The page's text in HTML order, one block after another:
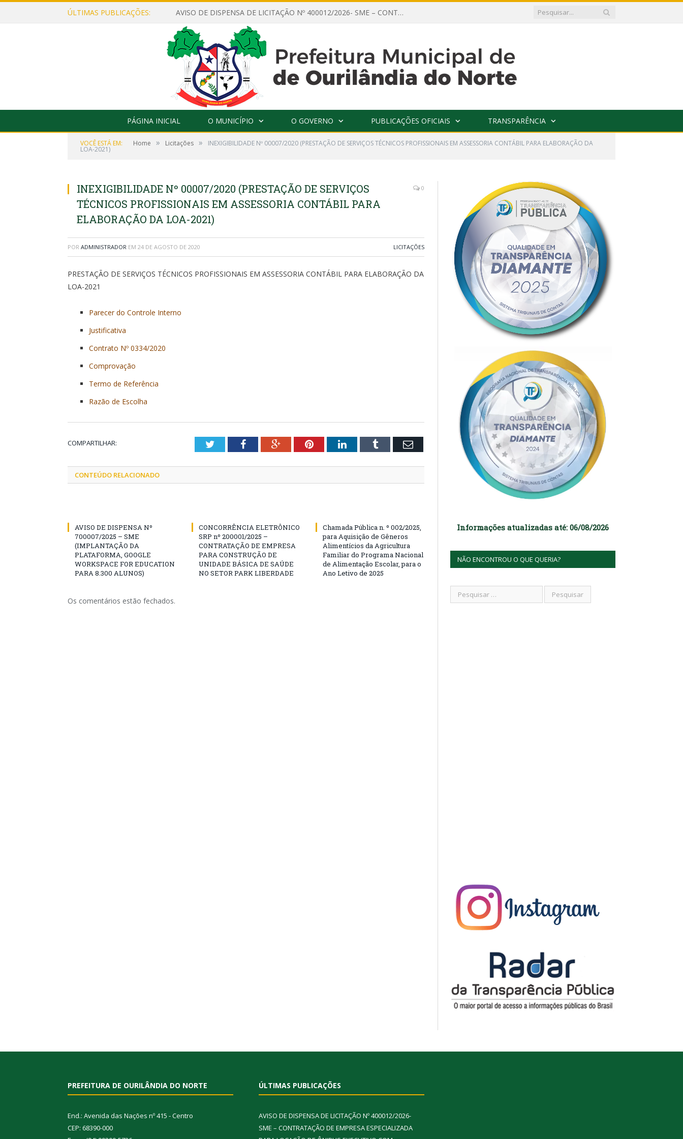
ÚLTIMAS PUBLICAÇÕES: AVISO DE DISPENSA DE LICITAÇÃO Nº 400012/2026- SME – CONTRATAÇÃO DE EMPRESA ESPECIALIZADA PARA LOCAÇÃO DE ÔNIBUS EXECUTIVO COM CAPACIDADE DE 60 (SESSENTA) POLTRONAS, PARA TRANSPORTAR PROFESSORES RESPONSÁVEIS E ALUNOS PARA BRASÍLIA, COM SAÍDA DIA 10/08/2026 E RETORNO DIA 14/08/2026
PÁGINA INICIAL O MUNICÍPIO O GOVERNO PUBLICAÇÕES OFICIAIS TRANSPARÊNCIA
VOCÊ ESTÁ EM: Home » Licitações » INEXIGIBILIDADE Nº 00007/2020 (PRESTAÇÃO DE SERVIÇOS TÉCNICOS PROFISSIONAIS EM ASSESSORIA CONTÁBIL PARA ELABORAÇÃO DA
LOA-2021)
INEXIGIBILIDADE Nº 00007/2020 (PRESTAÇÃO DE SERVIÇOS
TÉCNICOS PROFISSIONAIS EM ASSESSORIA CONTÁBIL PARA
ELABORAÇÃO DA LOA-2021)
0
POR ADMINISTRADOR EM 24 DE AGOSTO DE 2020 LICITAÇÕES
PRESTAÇÃO DE SERVIÇOS TÉCNICOS PROFISSIONAIS EM ASSESSORIA CONTÁBIL PARA ELABORAÇÃO DA
LOA-2021
Parecer do Controle Interno
Justificativa
Contrato Nº 0334/2020
Comprovação
Termo de Referência
Razão de Escolha
COMPARTILHAR: TwitterFacebookGoogle+PinterestLinkedInTumblr Email
CONTEÚDO RELACIONADO
AVISO DE DISPENSA Nº
700007/2025 – SME
(IMPLANTAÇÃO DA
PLATAFORMA, GOOGLE
WORKSPACE FOR EDUCATION
PARA 8.300 ALUNOS)
CONCORRÊNCIA ELETRÔNICO
SRP nº 200001/2025 –
CONTRATAÇÃO DE EMPRESA
PARA CONSTRUÇÃO DE
UNIDADE BÁSICA DE SAÚDE
NO SETOR PARK LIBERDADE
Chamada Pública n. º 002/2025,
para Aquisição de Gêneros
Alimentícios da Agricultura
Familiar do Programa Nacional
de Alimentação Escolar, para o
Ano Letivo de 2025
Os comentários estão fechados.
Informações atualizadas até: 06/08/2026
NÃO ENCONTROU O QUE QUERIA?
PREFEITURA DE OURILÂNDIA DO NORTE
End.: Avenida das Nações nº 415 - Centro
CEP: 68390-000
ÚLTIMAS PUBLICAÇÕES
AVISO DE DISPENSA DE LICITAÇÃO Nº 400012/2026-
SME – CONTRATAÇÃO DE EMPRESA ESPECIALIZADA